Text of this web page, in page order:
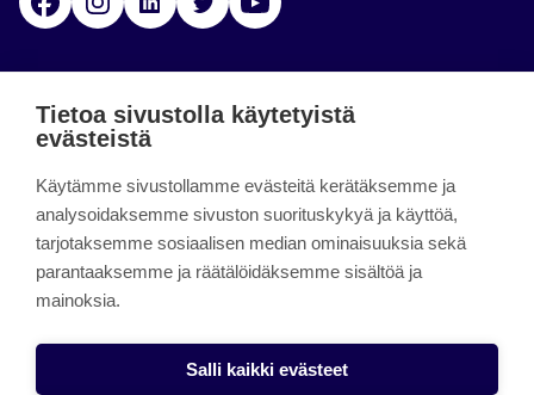
päättynyt 11.9.2023.
About the site
Käyttöehdot
Tietoa sivustolla käytetyistä
evästeistä
Käytämme sivustollamme evästeitä kerätäksemme ja
analysoidaksemme sivuston suorituskykyä ja käyttöä,
tarjotaksemme sosiaalisen median ominaisuuksia sekä
parantaaksemme ja räätälöidäksemme sisältöä ja
mainoksia.
Salli kaikki evästeet